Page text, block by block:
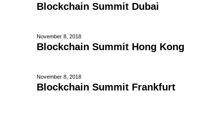
Blockchain Summit Dubai
November 8, 2018
Blockchain Summit Hong Kong
November 8, 2018
Blockchain Summit Frankfurt